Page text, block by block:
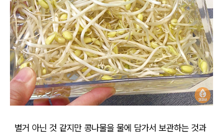
별거 아닌 것 같지만 콩나물을 물에 담가서 보관하는 것과